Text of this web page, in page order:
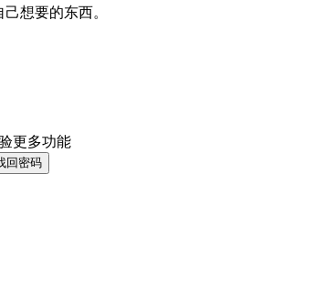
想要的东西。
更多功能
回密码